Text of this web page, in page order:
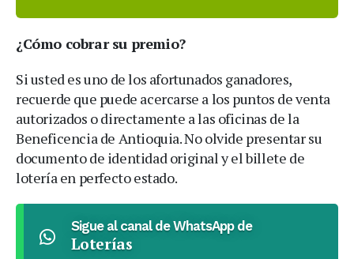
¿Cómo cobrar su premio?
Si usted es uno de los afortunados ganadores,
recuerde que puede acercarse a los puntos de venta
autorizados o directamente a las oficinas de la
Beneficencia de Antioquia. No olvide presentar su
documento de identidad original y el billete de
lotería en perfecto estado.
Sigue al canal de WhatsApp de
Loterías